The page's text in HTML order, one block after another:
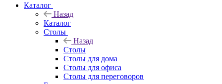
Каталог
Назад
Каталог
Столы
Назад
Столы
Столы для дома
Столы для офиса
Столы для переговоров